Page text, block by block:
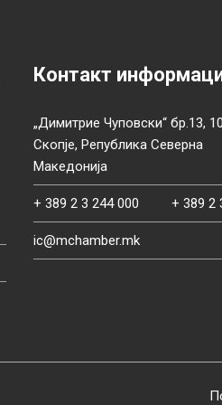
Контакт
„Димитрие Чуповски“ бр.13,
Скопје, Република Северна
Македонија
+ 389 2 3 244 000 + 389 2
ic@mchamber.mk